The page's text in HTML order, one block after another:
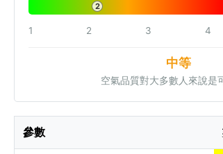
2
1 2 3 4
中等
空氣品質對大多數人來說是
參數